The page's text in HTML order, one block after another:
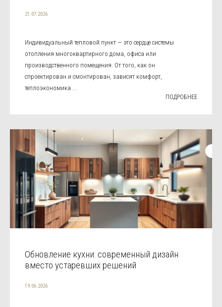
21.07.2026
Индивидуальный тепловой пункт — это сердце системы
отопления многоквартирного дома, офиса или
производственного помещения. От того, как он
спроектирован и смонтирован, зависят комфорт,
теплоэкономика ...
ПОДРОБНЕЕ
Обновление кухни: современный дизайн
вместо устаревших решений
19.06.2026